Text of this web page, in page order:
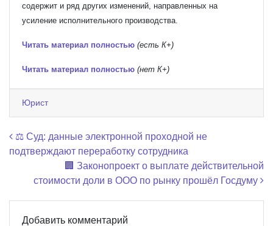
содержит и ряд других изменений, направленных на
усиление исполнительного производства.
Читать материал полностью (есть К+)
Читать материал полностью (нет К+)
Юрист
Навигация по записям
⚖️ Суд: данные электронной проходной не
подтверждают переработку сотрудника
🏢 Законопроект о выплате действительной
стоимости доли в ООО по рынку прошёл Госдуму
Добавить комментарий